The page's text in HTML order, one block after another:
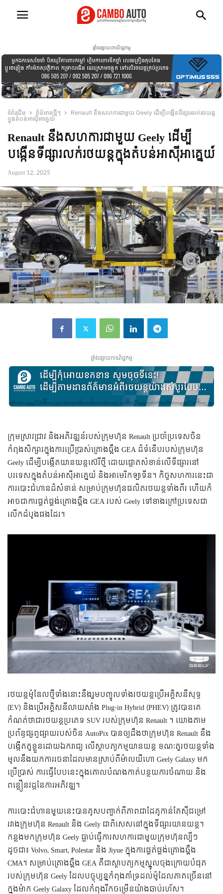
ផ្ទាំងផ្សាយពាណិជ្ជកម្ម
ទំព័រដើម ព័ត៍មានថ្មីៗ
Renault នឹងសហការជាមួយ Geely ដើម្បីបង្កើនទីផ្សារលក់រថយន្ដ
ក្នុងតំបន់អាស៊ីអាគ្នេយ៍
Renault នឹងសហការជាមួយ Geely ដើម្បី
បង្កើនទីផ្សារលក់រថយន្ដក្នុងតំបន់អាស៊ីអាគ្នេយ៍
August 12, 2025
ផ្ទាំងផ្សាយពាណិជ្ជកម្ម
ក្រុមស្រាវជ្រាវ និងអភិវឌ្ឍន៍របស់ក្រុមហ៊ុន Renault ប្រចាំប្រទេសចិន
កំពុងសិក្សារក្នុងការប្រើប្រាស់គ្រោងឆ្អឹង GEA ដ៏ទំនើបរបស់ក្រុមហ៊ុន
Geely ដើម្បីបង្កើតយានយន្តស៊េរីថ្មី ដោយផ្តោតសំខាន់លើទីផ្សារនៅ
បរទេសក្នុងតំបន់អាស៊ីអាគ្នេយ៍ និងអាមេរិកឡាទីន។ កិច្ចសហការនេះជា
ការបោះជំហានដ៏សំខាន់ សម្រាប់ក្រុមហ៊ុនផលិតរថយន្តទាំងពីរ ហើយក៏
អាចជាការផ្គត់ផ្គង់គ្រោងឆ្អឹង GEA របស់ Geely ទៅខាងក្រៅប្រទេសជា
លើកដំបូងផងដែរ។
រថយន្ដម៉ូឌែល​ថ្មី​ទាំងនោះនឹងរួម​បញ្ចូល​ទាំង​រថយន្ត​ប្រើអគ្គិសនីសុទ្ធ
(EV) និង​ប្រើអគ្គិសនីលាយសាំង​ Plug-in Hybrid (PHEV) ​ត្រូវ​បាន​គេ​
កំណត់​ថា​ជា​រថយន្តប្រភេទ SUV របស់ក្រុមហ៊ុន Renault ។ យោងតាម
ប្រព័ន្ធផ្សព្វផ្សាយរបស់ចិន AutoPix បានឲ្យដឹងថាក្រុមហ៊ុន Renault នឹង
បង្កើតតួខ្លួនដោយឯករាជ្យ លើស្ថាបត្យកម្មយានយន្ត ខណៈតួរថយន្ដទាំង
មូលនឹងយកការរចនាដែលមានស្រាប់ពីម៉ាលយីហោ Geely Galaxy មក
ប្រើប្រាស់ ការធ្វើបែបនេះក្នុងគោលបំណងកាត់បន្ថយការចំណាយ និង
ពន្លឿនវដ្តនៃការអភិវឌ្ឍ។
ការបោះជំហានមួយនេះបានគូសបញ្ជាក់ពីភាពជាដៃគូកាន់តែស៊ីជម្រៅ
រវាងក្រុមហ៊ុន Renault និង Geely ជាពិសេសនៅក្នុងទីផ្សារយានយន្ត។
កន្លងមកក្រុមហ៊ុន Geely ធ្លាប់ធ្វើការសហការជាមួយក្រុមហ៊ុនល្បីៗ
ដូចជា៖ Volvo, Smart, Polestar និង Jiyue ក្នុងការផ្គត់ផ្គង់គ្រោងឆ្អឹង
CMA។ សម្រាប់គ្រោងឆ្អឹង GEA គឺជាស្ថាបត្យកម្មស្នូលចុងក្រោយបំផុត
របស់ក្រុមហ៊ុន Geely ដែលបច្ចុប្បន្នកំពុងគាំទ្រដល់ម៉ូដែលភាគច្រើននៅ
ក្នុងម៉ាក Geely Galaxy ដែលកំពុងរីកចម្រើនយ៉ាងឆាប់រហ័ស។